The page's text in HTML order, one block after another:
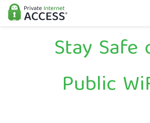
Stay Safe
Public